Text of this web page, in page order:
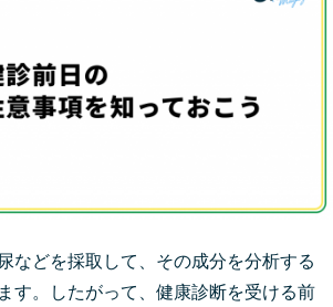
などを採取して、その成分を分析する
す。したがって、健康診断を受ける前